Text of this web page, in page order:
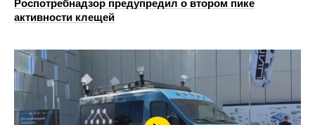
Роспотребнадзор предупредил о втором пике
активности клещей